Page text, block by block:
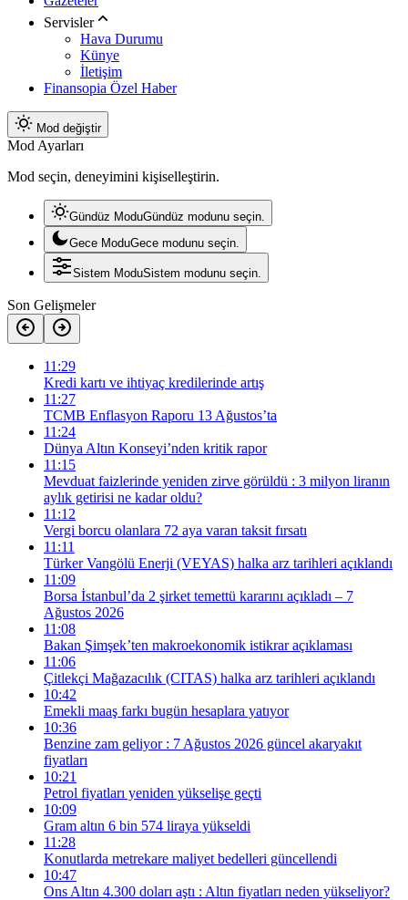
Servisler
Hava Durumu
Künye
İletişim
Finansopia Özel Haber
Mod değiştir
Mod Ayarları
Mod seçin, deneyimini kişiselleştirin.
Gündüz ModuGündüz modunu seçin.
Gece ModuGece modunu seçin.
Sistem ModuSistem modunu seçin.
Son Gelişmeler
11:29
Kredi kartı ve ihtiyaç kredilerinde artış
11:27
TCMB Enflasyon Raporu 13 Ağustos’ta
11:24
Dünya Altın Konseyi’nden kritik rapor
11:15
Mevduat faizlerinde yeniden zirve görüldü : 3 milyon liranın
aylık getirisi ne kadar oldu?
11:12
Vergi borcu olanlara 72 aya varan taksit fırsatı
11:11
Türker Vangölü Enerji (VEYAS) halka arz tarihleri açıklandı
11:09
Borsa İstanbul’da 2 şirket temettü kararını açıkladı – 7
Ağustos 2026
11:08
Bakan Şimşek’ten makroekonomik istikrar açıklaması
11:06
Çitlekçi Mağazacılık (CITAS) halka arz tarihleri açıklandı
10:42
Emekli maaş farkı bugün hesaplara yatıyor
10:36
Benzine zam geliyor : 7 Ağustos 2026 güncel akaryakıt
fiyatları
10:21
Petrol fiyatları yeniden yükselişe geçti
10:09
Gram altın 6 bin 574 liraya yükseldi
11:28
Konutlarda metrekare maliyet bedelleri güncellendi
10:47
Ons Altın 4.300 doları aştı : Altın fiyatları neden yükseliyor?